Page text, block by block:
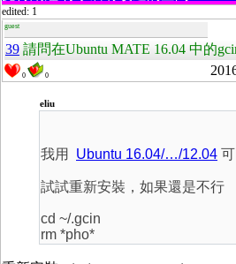
edited: 1
guest
39 請問在Ubuntu MATE 16.04 中的
0 0
eliu
我用 Ubuntu 16.04/…/12.04
試試重新安裝，如果還是不行
cd ~/.gcin
rm *pho*